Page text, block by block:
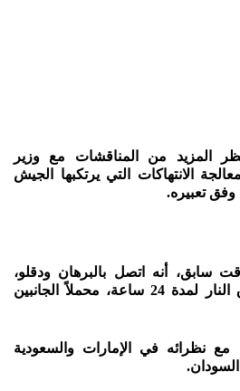
المزيد من المناقشات مع وزير
الانتهاكات التي يرتكبها الجيش
تعبيره.
سابق، أنه اتصل بالبرهان ودقلو،
ودعاهما إلى وقف لإطلاق النار لمدة 24 ساعة، محملاً الجانبين
نظرائه في الإمارات والسعودية